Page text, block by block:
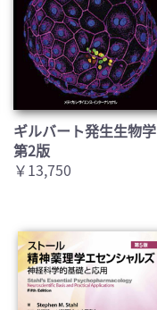
ギルバート発生生物学
第2版
￥13,750